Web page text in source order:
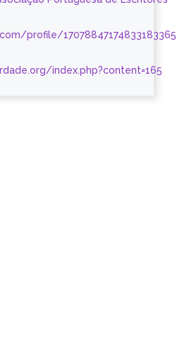
profile/17078847174833183365
index.php?content=165